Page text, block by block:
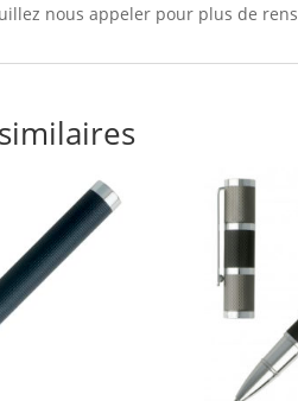
nous appeler pour plus de